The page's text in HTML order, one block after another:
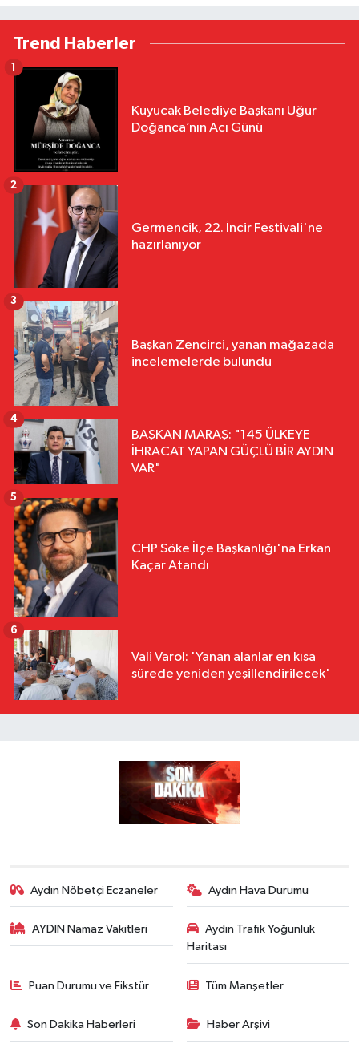
Trend Haberler
Kuyucak Belediye Başkanı Uğur
Doğanca’nın Acı Günü
1
Germencik, 22. İncir Festivali'ne
hazırlanıyor
2
Başkan Zencirci, yanan mağazada
incelemelerde bulundu
3
BAŞKAN MARAŞ: "145 ÜLKEYE
İHRACAT YAPAN GÜÇLÜ BİR AYDIN
VAR"
4
CHP Söke İlçe Başkanlığı'na Erkan
Kaçar Atandı
5
Vali Varol: 'Yanan alanlar en kısa
sürede yeniden yeşillendirilecek'
6
Aydın Nöbetçi Eczaneler Aydın Hava Durumu
AYDIN Namaz Vakitleri
Aydın Trafik Yoğunluk
Haritası
Puan Durumu ve Fikstür Tüm Manşetler
Son Dakika Haberleri Haber Arşivi